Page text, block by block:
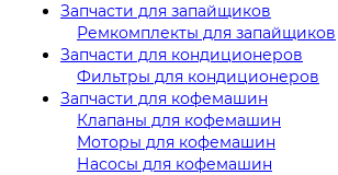
Запчасти для запайщиков
Ремкомплекты для запайщиков
Запчасти для кондиционеров
Фильтры для кондиционеров
Запчасти для кофемашин
Клапаны для кофемашин
Моторы для кофемашин
Насосы для кофемашин